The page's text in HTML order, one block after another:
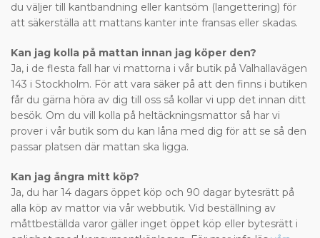
du väljer till kantbandning eller kantsöm (langettering) för
att säkerställa att mattans kanter inte fransas eller skadas.
Kan jag kolla på mattan innan jag köper den?
Ja, i de flesta fall har vi mattorna i vår butik på Valhallavägen
143 i Stockholm. För att vara säker på att den finns i butiken
får du gärna höra av dig till oss så kollar vi upp det innan ditt
besök. Om du vill kolla på heltäckningsmattor så har vi
prover i vår butik som du kan låna med dig för att se så den
passar platsen där mattan ska ligga.
Kan jag ångra mitt köp?
Ja, du har 14 dagars öppet köp och 90 dagar bytesrätt på
alla köp av mattor via vår webbutik. Vid beställning av
måttbeställda varor gäller inget öppet köp eller bytesrätt i